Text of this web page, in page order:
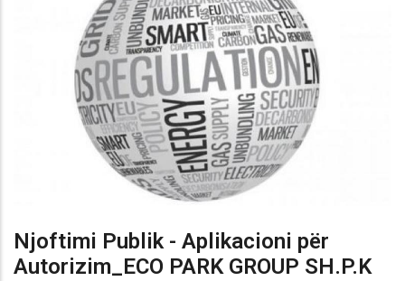
Njoftimi Publik - Aplikacioni për
Autorizim_ECO PARK GROUP SH.P.K